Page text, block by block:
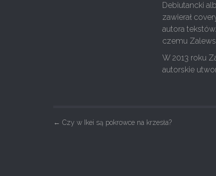
Debiutancki
zawierał
autora
czemu
W 2013 roku
autorskie
P
← Czy w Ikei są pokrowce na krzesła?